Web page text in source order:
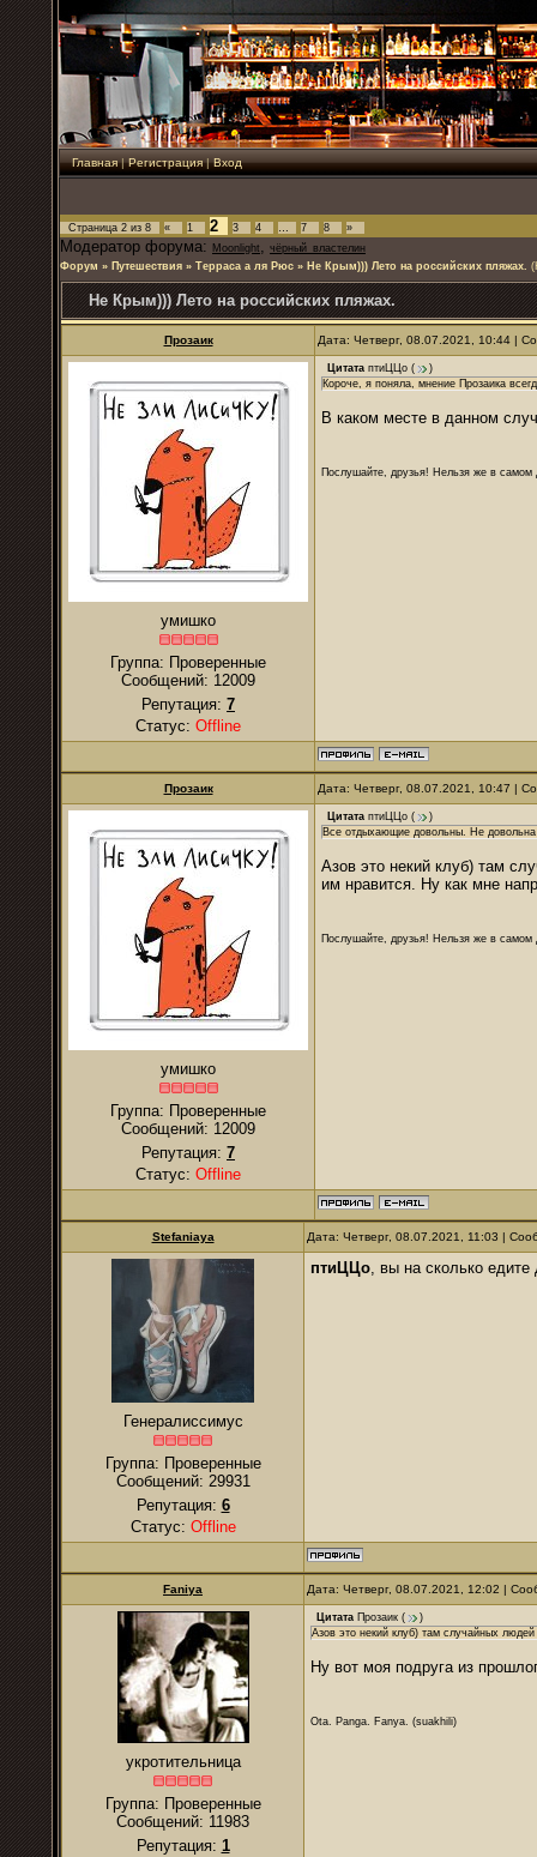
Главная|Регистрация|Вход
Страница 2 из 8 « 1 2 3 4 … 7 8 »
Модератор форума: Moonlight , чёрный_властелин
Форум » Путешествия » Терраса а ля Рюс » Не Крым))) Лето на российских пляжах.
Не Крым))) Лето на российских пляжах.
Прозаик Дата: Четверг, 08.07.2021, 10:44 |
умишко
Группа: Проверенные
Сообщений: 12009
Репутация: 7
Статус: Offline
Цитата птиЦЦо (
)
Короче, я поняла, мнение Прозаика
В каком месте в данном
Послушайте, друзья! Нельзя же в самом
Прозаик Дата: Четверг, 08.07.2021, 10:47 |
умишко
Группа: Проверенные
Сообщений: 12009
Репутация: 7
Статус: Offline
Цитата птиЦЦо (
)
Все отдыхающие довольны. Не довольна
Азов это некий клуб) там
им нравится. Ну как мне
Послушайте, друзья! Нельзя же в самом
Stefaniaya Дата: Четверг, 08.07.2021, 11:03 |
Генералиссимус
Группа: Проверенные
Сообщений: 29931
Репутация: 6
Статус: Offline
птиЦЦо, вы на сколько
Faniya Дата: Четверг, 08.07.2021, 12:02 |
укротительница
Группа: Проверенные
Сообщений: 11983
Репутация: 1
Цитата Прозаик (
)
Азов это некий клуб) там случайных
Ну вот моя подруга из
Ota. Panga. Fanya. (suakhili)